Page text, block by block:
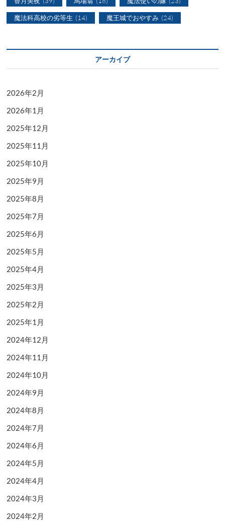
魔法科高校の劣等生 (14) 魔王城でおやすみ (24)
アーカイブ
2026年2月
2026年1月
2025年12月
2025年11月
2025年10月
2025年9月
2025年8月
2025年7月
2025年6月
2025年5月
2025年4月
2025年3月
2025年2月
2025年1月
2024年12月
2024年11月
2024年10月
2024年9月
2024年8月
2024年7月
2024年6月
2024年5月
2024年4月
2024年3月
2024年2月